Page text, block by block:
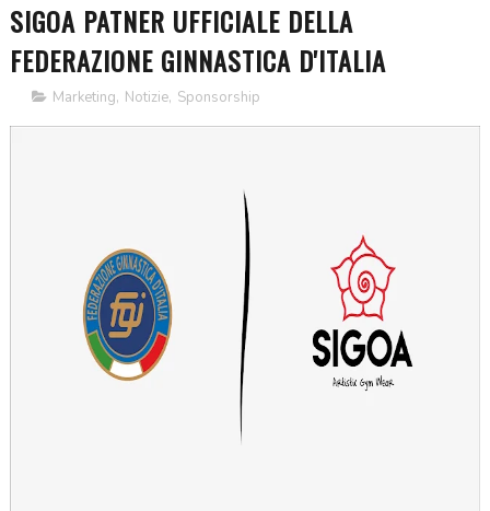
SIGOA PATNER UFFICIALE DELLA
FEDERAZIONE GINNASTICA D'ITALIA
Marketing, Notizie, Sponsorship